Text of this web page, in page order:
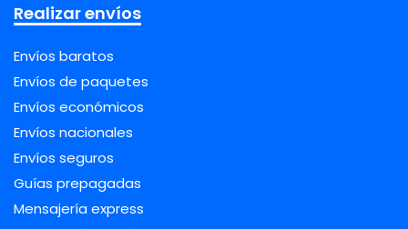
Realizar envíos
Envíos baratos
Envíos de paquetes
Envíos económicos
Envíos nacionales
Envíos seguros
Guías prepagadas
Mensajería express